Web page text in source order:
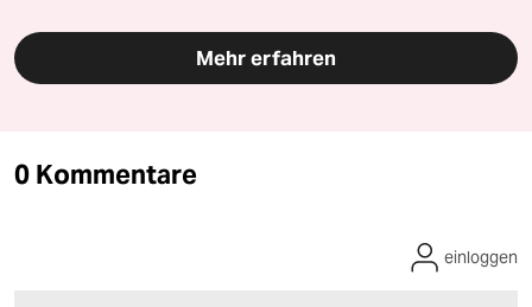
Mehr erfahren
0 Kommentare
einloggen